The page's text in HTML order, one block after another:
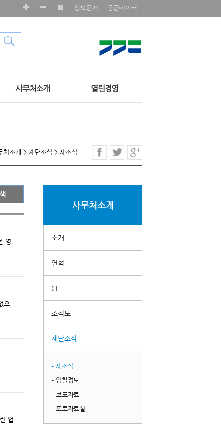
정보공개 공공데이터
사무처소개 열린경영
처소개 > 재단소식 > 새소식
사무처소개
소개
연혁
CI
조직도
재단소식
– 새소식
– 입찰정보
– 보도자료
– 포토자료실